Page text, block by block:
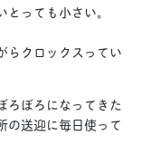
っても小さい。
らクロックスってい
ろぼろになってきた
の送迎に毎日使って